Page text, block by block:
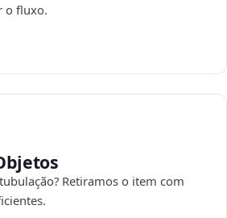
o fluxo.
Retiramos o item com